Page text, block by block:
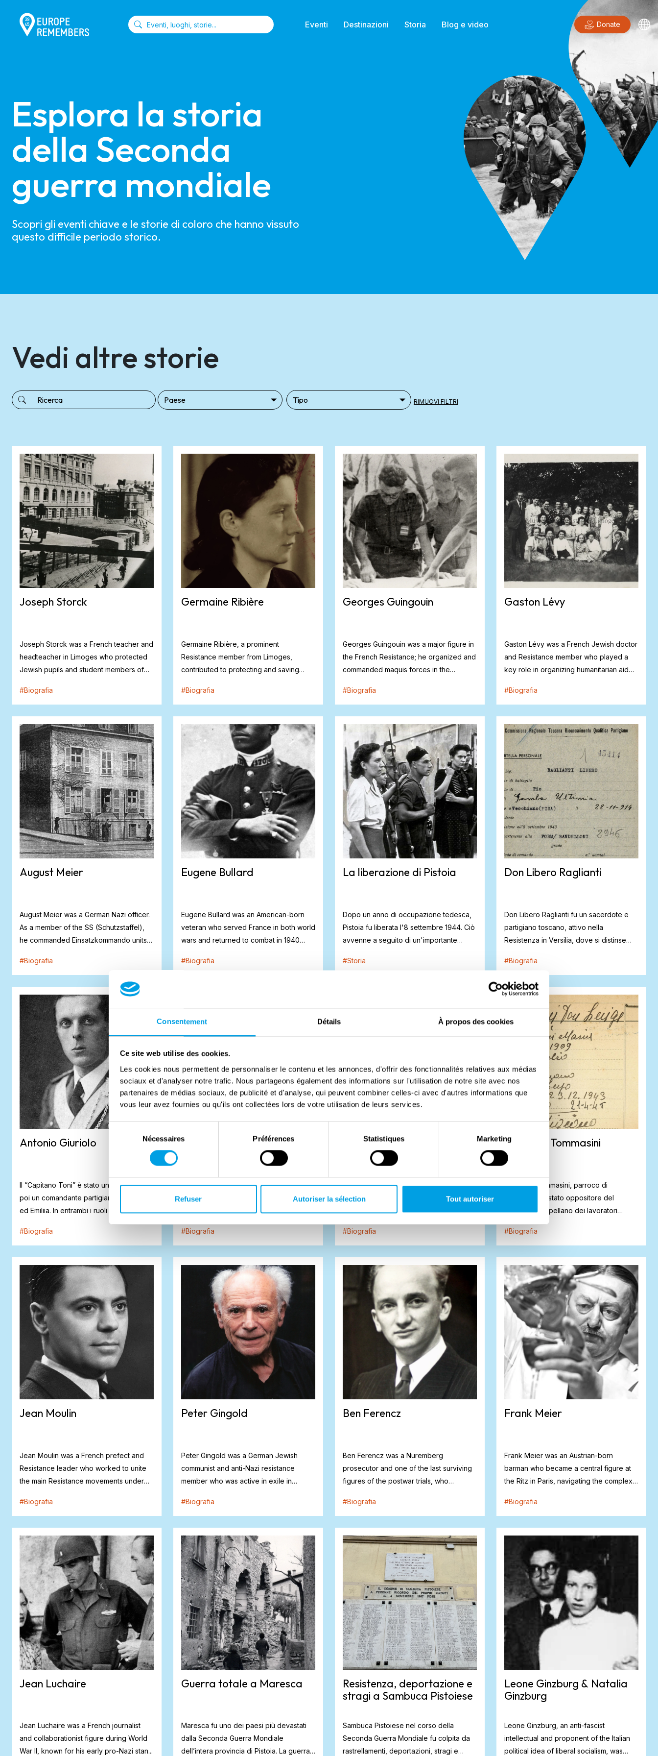
Consentement Détails À propos des cookies
Ce site web utilise des cookies.
Les cookies nous permettent de personnaliser le contenu et les annonces, d'offrir des fonctionnalités relatives aux médias
sociaux et d'analyser notre trafic. Nous partageons également des informations sur l'utilisation de notre site avec nos
partenaires de médias sociaux, de publicité et d'analyse, qui peuvent combiner celles-ci avec d'autres informations que
vous leur avez fournies ou qu'ils ont collectées lors de votre utilisation de leurs services.
Sélection
consentement
Nécessaires Préférences Statistiques Marketing
Refuser Autoriser la sélection Tout autoriser
Eventi Destinazioni Storia Blog e video Donate
Esplora la storia
della Seconda
guerra mondiale
Scopri gli eventi chiave e le storie di coloro che hanno vissuto
questo difficile periodo storico.
Vedi altre storie
RIMUOVI FILTRI
Joseph Storck
Joseph Storck was a French teacher and
headteacher in Limoges who protected
Jewish pupils and student members of
#Biografia
Germaine Ribière
Germaine Ribière, a prominent
Resistance member from Limoges,
contributed to protecting and saving
#Biografia
Georges Guingouin
Georges Guingouin was a major figure in
the French Resistance; he organized and
commanded maquis forces in the
#Biografia
Gaston Lévy
Gaston Lévy was a French Jewish doctor
and Resistance member who played a
key role in organizing humanitarian aid
#Biografia
August Meier
August Meier was a German Nazi officer.
As a member of the SS (Schutzstaffel),
he commanded Einsatzkommando units
#Biografia
Eugene Bullard
Eugene Bullard was an American-born
veteran who served France in both world
wars and returned to combat in 1940
#Biografia
La liberazione di Pistoia
Dopo un anno di occupazione tedesca,
Pistoia fu liberata l'8 settembre 1944. Ciò
avvenne a seguito di un'importante
#Storia
Don Libero Raglianti
Don Libero Raglianti fu un sacerdote e
partigiano toscano, attivo nella
Resistenza in Versilia, dove si distinse
#Biografia
Antonio Giuriolo
Il “Capitano Toni” è stato un insegnante
poi un comandante partigiano tra Veneto
ed Emiliia. In entrambi i ruoli è stat...
#Biografia
Mario Nanni
Mario Nanni è stato un partigiano sulla
montagna bolognese. Nel dopoguerra è
diventato un artista prestigioso. Alla fine...
#Biografia
Gino Costantini
Gino Costantini, ferroviere di Vergato, fu
un valoroso comandante nella Valle del
Reno, dove combatté a fianco dei parti...
#Biografia
Don Luigi Tommasini
Don Luigi Tommasini, parroco di
Burzanella, è stato oppositore del
fascismo, cappellano dei lavoratori
italiani in Germa...
#Biografia
Jean Moulin
Jean Moulin was a French prefect and
Resistance leader who worked to unite
the main Resistance movements under
#Biografia
Peter Gingold
Peter Gingold was a German Jewish
communist and anti-Nazi resistance
member who was active in exile in
#Biografia
Ben Ferencz
Ben Ferencz was a Nuremberg
prosecutor and one of the last surviving
figures of the postwar trials, who
#Biografia
Frank Meier
Frank Meier was an Austrian-born
barman who became a central figure at
the Ritz in Paris, navigating the complex
#Biografia
Jean Luchaire
Jean Luchaire was a French journalist
and collaborationist figure during World
War II, known for his early pro-Nazi stan...
Guerra totale a Maresca
Maresca fu uno dei paesi più devastati
dalla Seconda Guerra Mondiale
dell’intera provincia di Pistoia. La guerra
Resistenza, deportazione e
stragi a Sambuca Pistoiese
Sambuca Pistoiese nel corso della
Seconda Guerra Mondiale fu colpita da
rastrellamenti, deportazioni, stragi e
Leone Ginzburg & Natalia
Ginzburg
Leone Ginzburg, an anti-fascist
intellectual and proponent of the Italian
political idea of liberal socialism, was